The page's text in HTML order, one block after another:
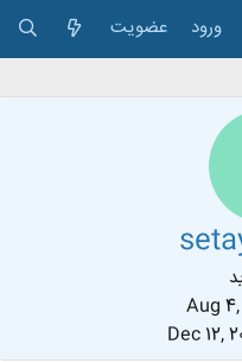
ورود عضویت
Aug 4,
Dec 12,